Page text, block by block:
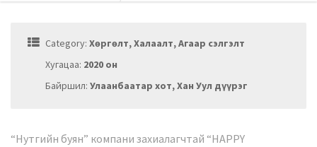
Category: Хөргөлт, Халаалт, Агаар сэлгэлт
Хугацаа: 2020 он
Байршил: Улаанбаатар хот, Хан Уул дүүрэг
“Нутгийн буян” компани захиалагчтай “HAPPY